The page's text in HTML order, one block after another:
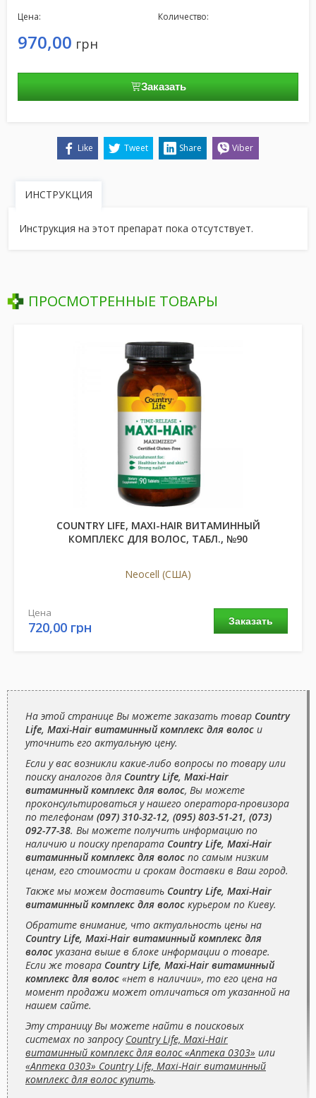
Цена:
970,00 грн
Количество:
Заказать
Like Tweet Share Viber
ИНСТРУКЦИЯ
Инструкция на этот препарат пока отсутствует.
ПРОСМОТРЕННЫЕ ТОВАРЫ
COUNTRY LIFE, MAXI-HAIR ВИТАМИННЫЙ
КОМПЛЕКС ДЛЯ ВОЛОС, ТАБЛ., №90
Neocell (США)
Заказать
Цена
720,00 грн
На этой странице Вы можете заказать товар Country
Life, Maxi-Hair витаминный комплекс для волос и
уточнить его актуальную цену.
Если у вас возникли какие-либо вопросы по товару или
поиску аналогов для Country Life, Maxi-Hair
витаминный комплекс для волос, Вы можете
проконсультироваться у нашего оператора-провизора
по телефонам (097) 310-32-12, (095) 803-51-21, (073)
092-77-38. Вы можете получить информацию по
наличию и поиску препарата Country Life, Maxi-Hair
витаминный комплекс для волос по самым низким
ценам, его стоимости и срокам доставки в Ваш город.
Также мы можем доставить Country Life, Maxi-Hair
витаминный комплекс для волос курьером по Киеву.
Обратите внимание, что актуальность цены на
Country Life, Maxi-Hair витаминный комплекс для
волос указана выше в блоке информации о товаре.
Если же товара Country Life, Maxi-Hair витаминный
комплекс для волос «нет в наличии», то его цена на
момент продажи может отличаться от указанной на
нашем сайте.
Эту страницу Вы можете найти в поисковых
системах по запросу Country Life, Maxi-Hair
витаминный комплекс для волос «Аптека 0303» или
«Аптека 0303» Country Life, Maxi-Hair витаминный
комплекс для волос купить.